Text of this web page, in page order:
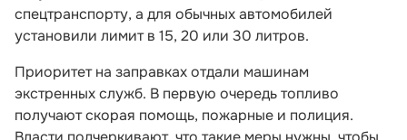
спецтранспорту, а для обычных автомобилей
установили лимит в 15, 20 или 30 литров.
Приоритет на заправках отдали машинам
экстренных служб. В первую очередь топливо
получают скорая помощь, пожарные и полиция.